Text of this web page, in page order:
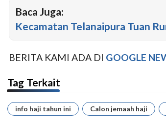
Baca Juga:
Kecamatan Telanaipura Tuan
BERITA KAMI ADA DI GOOGLE
Tag Terkait
info haji tahun ini Calon jemaah haji